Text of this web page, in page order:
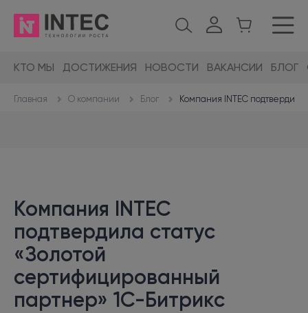
КТО МЫ ДОСТИЖЕНИЯ НОВОСТИ ВАКАНСИИ БЛОГ
Главная О компании Блог Компания INTEC
Компания INTEC
подтвердила статус
«Золотой
сертифицированный
партнер» 1С-Битрикс